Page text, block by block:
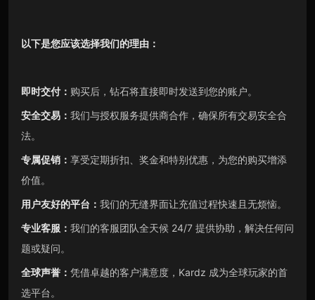
以下是您应该选择我们的理由：
即时交付： 购买后，钻石将直接即时发送到您的账户。
安全交易： 我们与授权服务提供商合作，确保所有交易安全合
法。
专属促销： 享受定期折扣、奖金和特别优惠，为您的购买增添
价值。
用户友好的平台： 我们的无缝界面让充值过程快速且无烦恼。
专业客服： 我们的客服团队全天候 24/7 提供协助，解决任何问
题或疑问。
全球声誉： 凭借卓越的客户满意度，Kardz 成为全球玩家的首
选平台。